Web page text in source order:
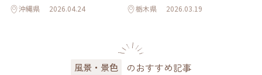
沖縄県 2026.04.24 栃木県 2026.03.19
風景・景色 のおすすめ記事